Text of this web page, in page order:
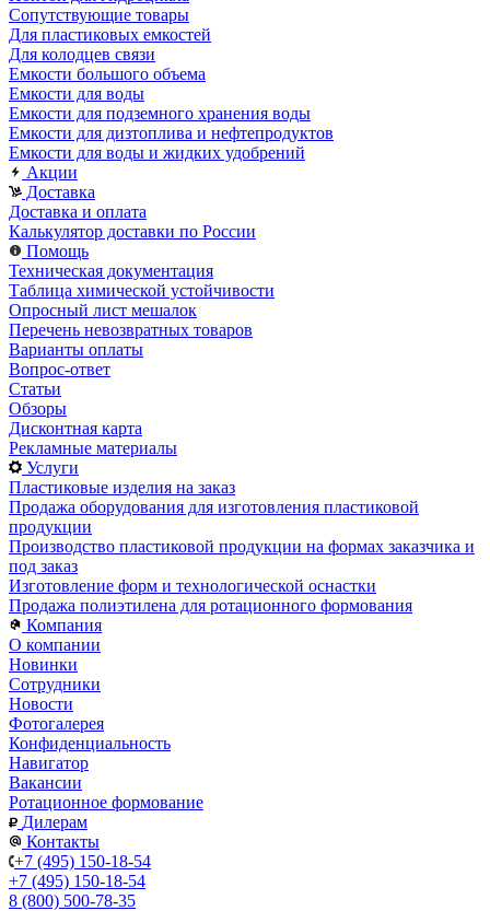
Сопутствующие товары
Для пластиковых емкостей
Для колодцев связи
Емкости большого объема
Емкости для воды
Емкости для подземного хранения воды
Емкости для дизтоплива и нефтепродуктов
Емкости для воды и жидких удобрений
Акции
Доставка
Доставка и оплата
Калькулятор доставки по России
Помощь
Техническая документация
Таблица химической устойчивости
Опросный лист мешалок
Перечень невозвратных товаров
Варианты оплаты
Вопрос-ответ
Статьи
Обзоры
Дисконтная карта
Рекламные материалы
Услуги
Пластиковые изделия на заказ
Продажа оборудования для изготовления пластиковой
продукции
Производство пластиковой продукции на формах заказчика и
под заказ
Изготовление форм и технологической оснастки
Продажа полиэтилена для ротационного формования
Компания
О компании
Новинки
Сотрудники
Новости
Фотогалерея
Конфиденциальность
Навигатор
Вакансии
Ротационное формование
Дилерам
Контакты
+7 (495) 150-18-54
+7 (495) 150-18-54
8 (800) 500-78-35